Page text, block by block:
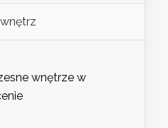
wnętrze w